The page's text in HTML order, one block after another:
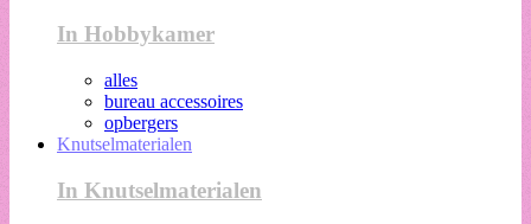
In Hobbykamer
alles
bureau accessoires
opbergers
Knutselmaterialen
In Knutselmaterialen